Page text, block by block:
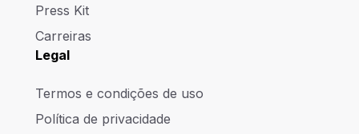
Press Kit
Carreiras
Legal
Termos e condições de uso
Política de privacidade